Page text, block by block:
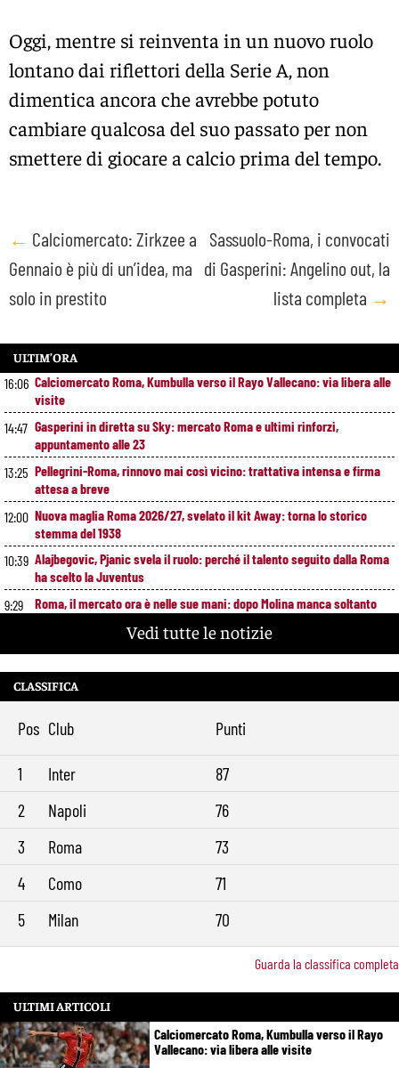
Oggi, mentre si reinventa in un nuovo ruolo
lontano dai riflettori della Serie A, non
dimentica ancora che avrebbe potuto
cambiare qualcosa del suo passato per non
smettere di giocare a calcio prima del tempo.
Post
navigation
← Calciomercato: Zirkzee a
Gennaio è più di un’idea, ma
solo in prestito
Sassuolo-Roma, i convocati
di Gasperini: Angelino out, la
lista completa →
ULTIM’ORA
16:06 Calciomercato Roma, Kumbulla verso il Rayo Vallecano: via libera alle
visite
14:47 Gasperini in diretta su Sky: mercato Roma e ultimi rinforzi,
appuntamento alle 23
13:25 Pellegrini-Roma, rinnovo mai così vicino: trattativa intensa e firma
attesa a breve
12:00 Nuova maglia Roma 2026/27, svelato il kit Away: torna lo storico
stemma del 1938
10:39 Alajbegovic, Pjanic svela il ruolo: perché il talento seguito dalla Roma
ha scelto la Juventus
9:29
Roma, il mercato ora è nelle sue mani: dopo Molina manca soltanto
Vedi tutte le notizie
CLASSIFICA
Pos Club Punti
1 Inter
87
2
Napoli
76
3
Roma
73
4
Como
71
5
Milan 70
Guarda la classifica completa
ULTIMI ARTICOLI
Calciomercato Roma, Kumbulla verso il Rayo
Vallecano: via libera alle visite